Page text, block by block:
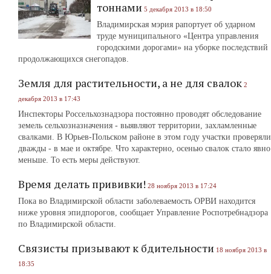
тоннами 5 декабря 2013 в 18:50
Владимирская мэрия рапортует об ударном
труде муниципального «Центра управления
городскими дорогами» на уборке последствий
продолжающихся снегопадов.
Земля для растительности, а не для свалок 2
декабря 2013 в 17:43
Инспекторы Россельхознадзора постоянно проводят обследование
земель сельхозназначения ‑ выявляют территории, захламленные
свалками. В Юрьев-Польском районе в этом году участки проверяли
дважды ‑ в мае и октябре. Что характерно, осенью свалок стало явно
меньше. То есть меры действуют.
Время делать прививки! 28 ноября 2013 в 17:24
Пока во Владимирской области заболеваемость ОРВИ находится
ниже уровня эпидпорогов, сообщает Управление Роспотребнадзора
по Владимирской области.
Связисты призывают к бдительности 18 ноября 2013 в
18:35